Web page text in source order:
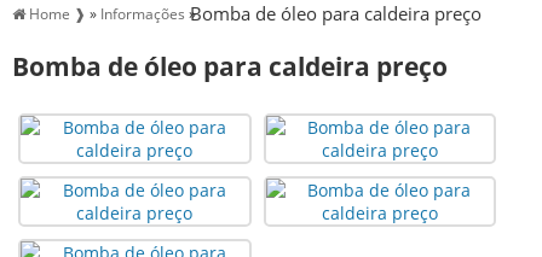
Home ❱ » Informações »
Bomba de óleo para caldeira preço
Bomba de óleo para caldeira preço